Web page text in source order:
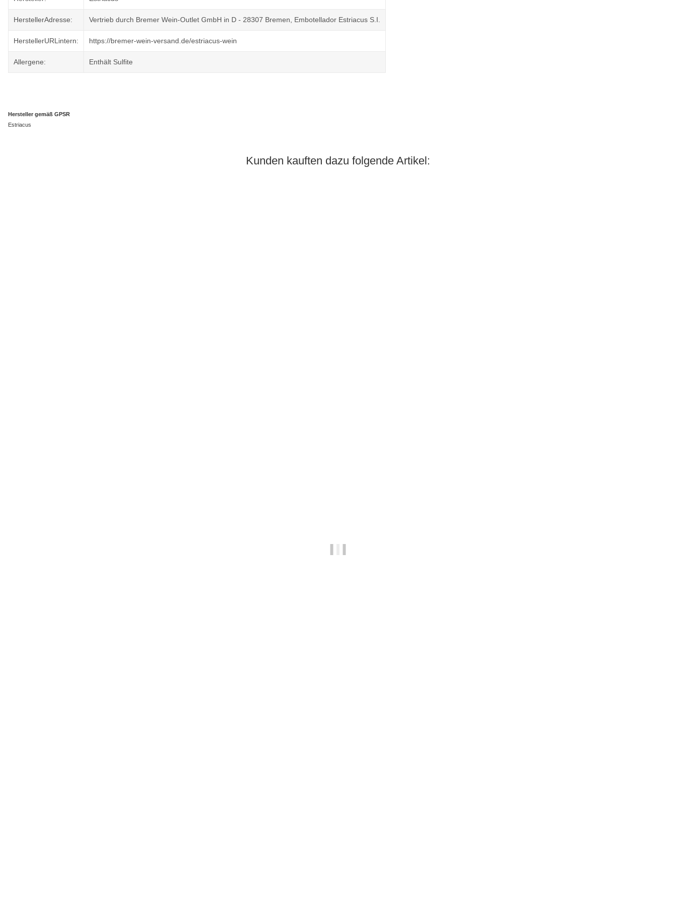
HerstellerAdresse: Vertrieb durch Bremer Wein-Outlet GmbH in D - 28307 Bremen, Embotellador Estriacus S.I.
HerstellerURLintern: https://bremer-wein-versand.de/estriacus-wein
Allergene: Enthält Sulfite
Hersteller gemäß GPSR
Estriacus
Kunden kauften dazu folgende Artikel: